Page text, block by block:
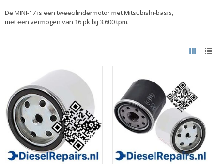
De MINI-17 is een tweecilindermotor met Mitsubishi-basis,
met een vermogen van 16 pk bij 3.600 tpm.